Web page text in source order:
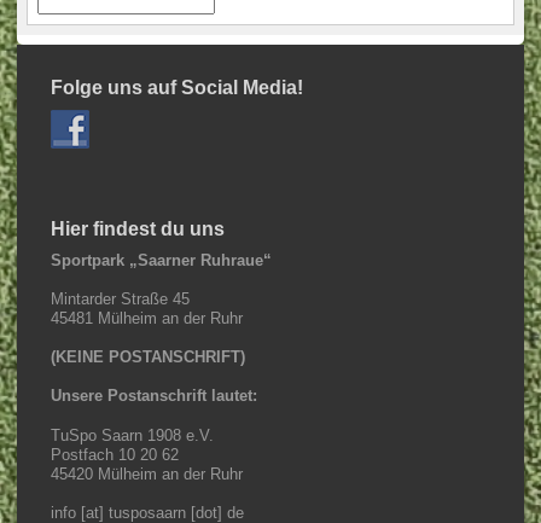
Beiträge
Folge uns auf Social Media!
Hier findest du uns
Sportpark „Saarner Ruhraue“
Mintarder Straße 45
45481 Mülheim an der Ruhr
(KEINE POSTANSCHRIFT)
Unsere Postanschrift lautet:
TuSpo Saarn 1908 e.V.
Postfach 10 20 62
45420 Mülheim an der Ruhr
info [at] tusposaarn [dot] de